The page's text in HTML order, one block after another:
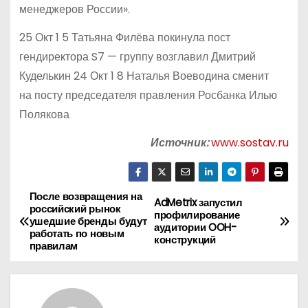
менеджеров России».
25 Окт 1 5 Татьяна Филёва покинула пост
гендиректора S7 — группу возглавил Дмитрий
Куделькин 24 Окт 1 8 Наталья Воеводина сменит
на посту председателя правления Росбанка Илью
Полякова
Источник:www.sostav.ru
Н
а
AdMetrix запустил
профилирование
аудитории OOH-
конструкций
После возвращения на
российский рынок
ушедшие бренды будут
работать по новым
правилам